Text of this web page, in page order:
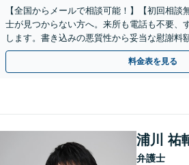
【全国からメールで相談可能！】【初回相談
士が見つからない方へ。来所も電話も不要、
します。書き込みの悪質性から妥当な慰謝料
用面のリスクも包み隠さずお伝えしサポート
料金表を見る
浦川 祐
弁護士